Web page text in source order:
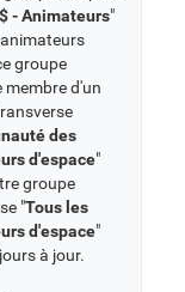
- Animateurs"
groupe
membre d'un
des
d'espace"
groupe
"Tous les
d'espace"
à jour.